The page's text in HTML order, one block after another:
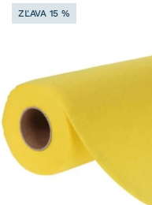
ZĽAVA 15 %